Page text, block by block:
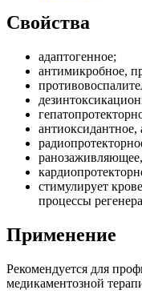
Свойства
адаптогенное;
антимикробное,
антиоксидантное,
стимулирует
процессы
Применение
Рекомендуется для
медикаментозной